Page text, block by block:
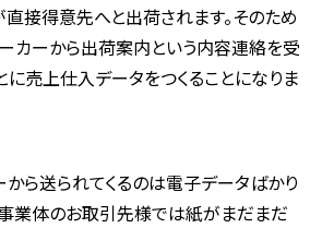
接得意先へと出荷されます。そのため
カーから出荷案内という内容連絡を受
に売上仕入データをつくることになりま
ら送られてくるのは電子データばかり
業体のお取引先様では紙がまだまだ